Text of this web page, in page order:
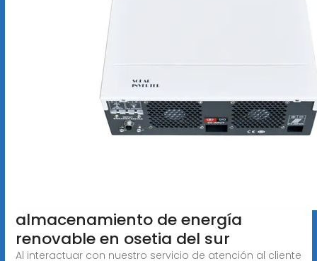
almacenamiento de energía
renovable en osetia del sur
Al interactuar con nuestro servicio de atención al cliente